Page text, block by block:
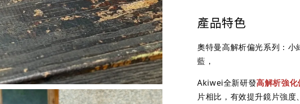
產品特色
奧特曼高解析偏光系列：小
藍，
Akiwei全新研發高解析強化
片相比，有效提升鏡片強